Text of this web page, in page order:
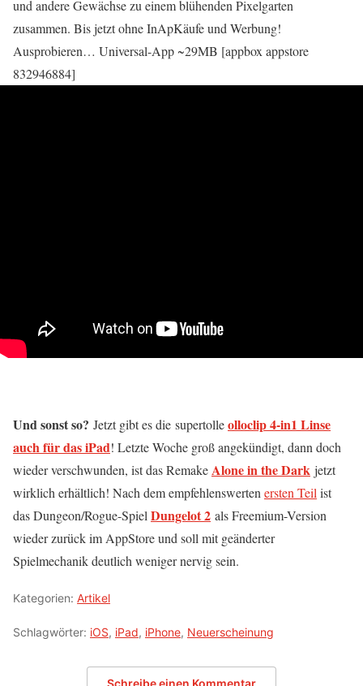
und andere Gewächse zu einem blühenden Pixelgarten
zusammen. Bis jetzt ohne InApKäufe und Werbung!
Ausprobieren… Universal-App ~29MB [appbox appstore
832946884]
Und sonst so? Jetzt gibt es die supertolleolloclip 4-in1 Linse
auch für das iPad! Letzte Woche groß angekündigt, dann doch
wieder verschwunden, ist das RemakeAlone in the Dark jetzt
wirklich erhältlich! Nach dem empfehlenswerten ersten Teil ist
das Dungeon/Rogue-Spiel Dungelot 2 als Freemium-Version
wieder zurück im AppStore und soll mit geänderter
Spielmechanik deutlich weniger nervig sein.
Kategorien: Artikel
Schlagwörter: iOS, iPad, iPhone, Neuerscheinung
Schreibe einen Kommentar